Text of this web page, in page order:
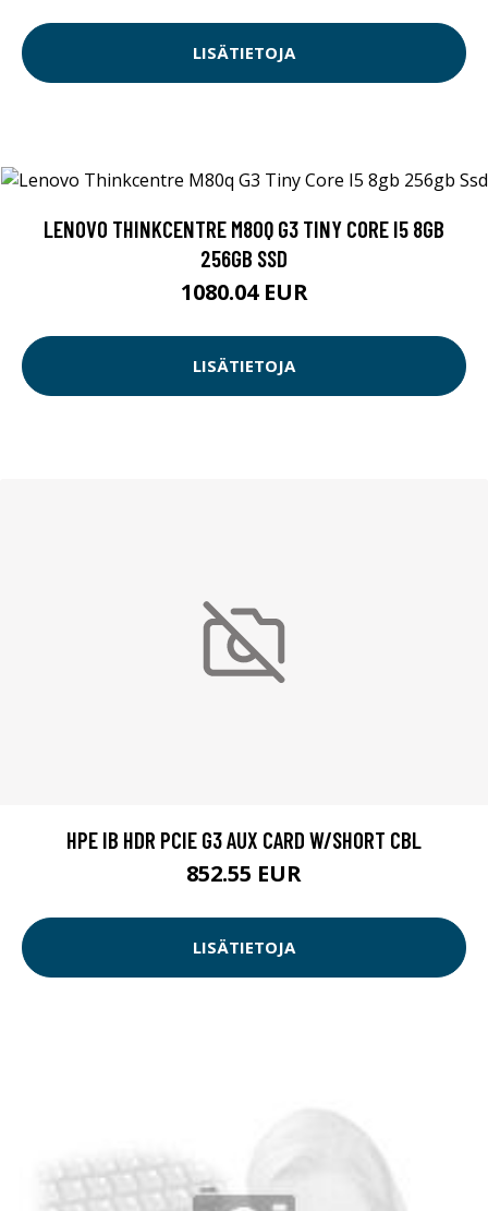
LISÄTIETOJA
LENOVO THINKCENTRE M80Q G3 TINY CORE I5 8GB
256GB SSD
1080.04 EUR
LISÄTIETOJA
HPE IB HDR PCIE G3 AUX CARD W/SHORT CBL
852.55 EUR
LISÄTIETOJA